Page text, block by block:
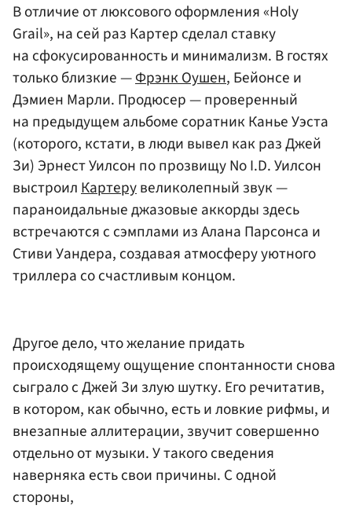
В отличие от люксового оформления «Holy
Grail», на сей раз Картер сделал ставку
на сфокусированность и минимализм. В гостях
только близкие —Фрэнк Оушен, Бейонсе и
Дэмиен Марли. Продюсер — проверенный
на предыдущем альбоме соратник Канье Уэста
(которого, кстати, в люди вывел как раз Джей
Зи) Эрнест Уилсон по прозвищу No I.D. Уилсон
выстроилКартерувеликолепный звук —
параноидальные джазовые аккорды здесь
встречаются с сэмплами из Алана Парсонса и
Стиви Уандера, создавая атмосферу уютного
триллера со счастливым концом.
Другое дело, что желание придать
происходящему ощущение спонтанности снова
сыграло с Джей Зи злую шутку. Его речитатив,
в котором, как обычно, есть и ловкие рифмы, и
внезапные аллитерации, звучит совершенно
отдельно от музыки. У такого сведения
наверняка есть свои причины. С одной
стороны,